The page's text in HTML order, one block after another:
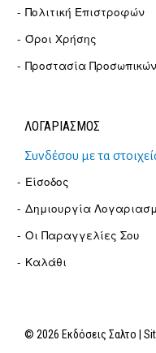
Πολιτική Επιστροφών
Όροι Χρήσης
Προστασία
ΛΟΓΑΡΙΑΣΜΟΣ
Συνδέσου με τα
Είσοδος
Δημιουργία
Οι Παραγγελίες Σου
Καλάθι
© 2026 Εκδόσεις Σαλτο |